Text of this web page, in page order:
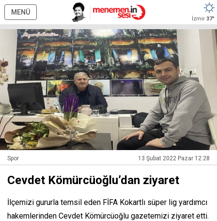
MENÜ
İzmir 37°
Spor 13 Şubat 2022 Pazar 12:28
Cevdet Kömürcüoğlu’dan ziyaret
İlçemizi gururla temsil eden FİFA Kokartlı süper lig yardımcı
hakemlerinden Cevdet Kömürcüoğlu gazetemizi ziyaret etti.